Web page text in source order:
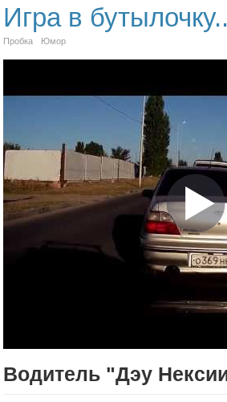
Игра в
Пробка Юмор
Водитель "Дэу